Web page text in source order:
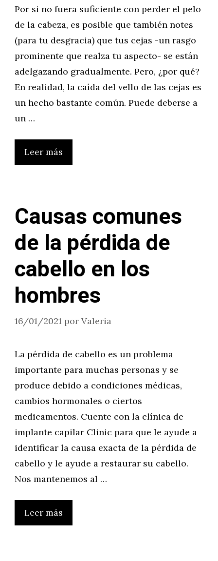
Por si no fuera suficiente con perder el pelo
de la cabeza, es posible que también notes
(para tu desgracia) que tus cejas -un rasgo
prominente que realza tu aspecto- se están
adelgazando gradualmente. Pero, ¿por qué?
En realidad, la caída del vello de las cejas es
un hecho bastante común. Puede deberse a
un …
Leer más
Causas comunes
de la pérdida de
cabello en los
hombres
16/01/2021 por Valeria
La pérdida de cabello es un problema
importante para muchas personas y se
produce debido a condiciones médicas,
cambios hormonales o ciertos
medicamentos. Cuente con la clínica de
implante capilar Clinic para que le ayude a
identificar la causa exacta de la pérdida de
cabello y le ayude a restaurar su cabello.
Nos mantenemos al …
Leer más